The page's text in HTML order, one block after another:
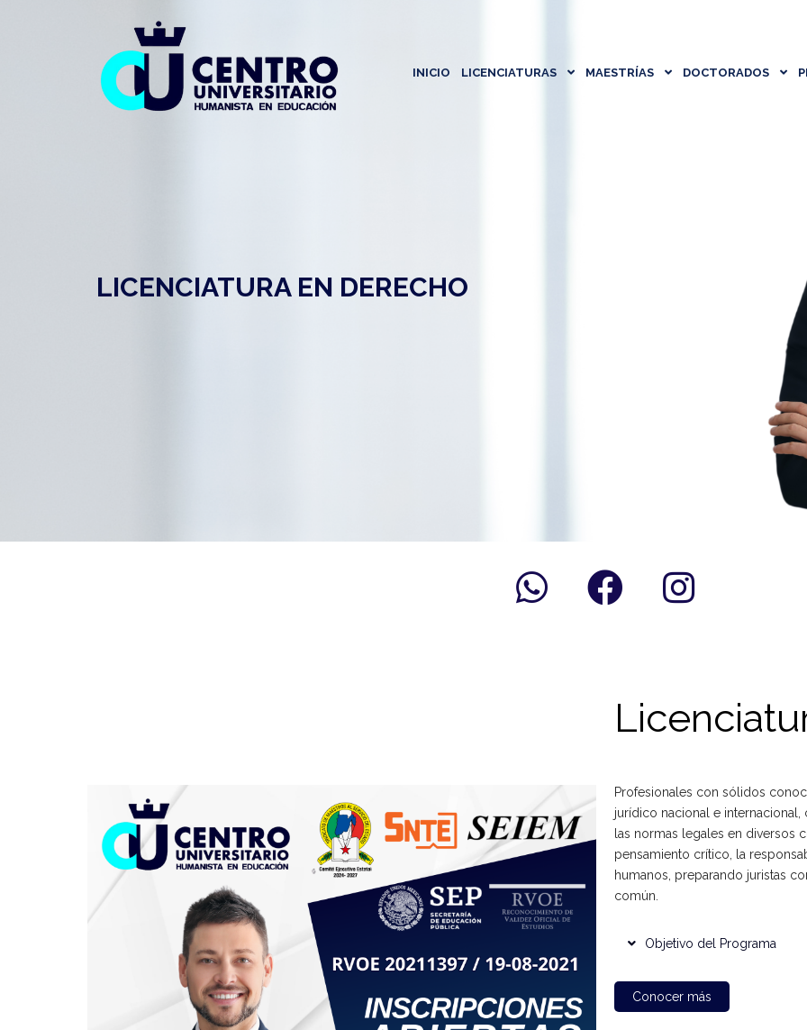
INICIO LICENCIATURAS MAESTRÍAS DOCTORADOS
LICENCIATURA EN DERECHO
Profesionales con sólidos
jurídico nacional e
las normas legales en diversos
pensamiento crítico, la
humanos, preparando juristas
común.
Objetivo del Programa
Conocer más